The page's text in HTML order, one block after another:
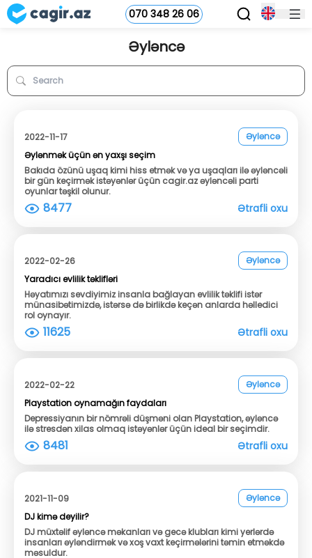
070 348 26 06
Əyləncə
2022-11-17
Əyləncə
Əylənmək üçün ən yaxşı seçim
Bakıda özünü uşaq kimi hiss etmək və ya uşaqları ilə əyləncəli
bir gün keçirmək istəyənlər üçün cagir.az əyləncəli parti
oyunlar təşkil olunur.
8477 Ətrafli oxu
2022-02-26
Əyləncə
Yaradıcı evlilik təklifləri
Həyatımızı sevdiyimiz insanla bağlayan evlilik təklifi istər
münasibətimizdə, istərsə də birlikdə keçən anlarda həlledici
rol oynayır.
11625 Ətrafli oxu
2022-02-22
Əyləncə
Playstation oynamağın faydaları
Depressiyanın bir nömrəli düşməni olan Playstation, əyləncə
ilə stresdən xilas olmaq istəyənlər üçün ideal bir seçimdir.
8481 Ətrafli oxu
2021-11-09
Əyləncə
DJ kimə deyilir?
DJ müxtəlif əyləncə məkanları və gecə klubları kimi yerlərdə
insanları əyləndirmək və xoş vaxt keçirmələrini təmin etməkdə
məsuldur.